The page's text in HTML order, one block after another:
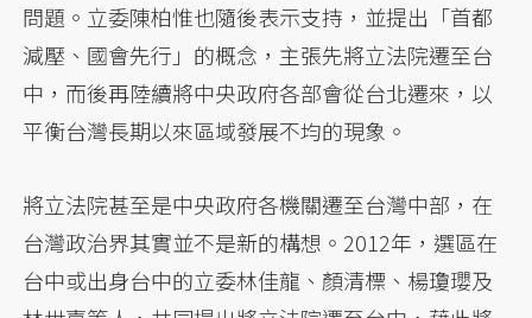
問題。立委陳柏惟也隨後表示支持，並提出「首都
減壓、國會先行」的概念，主張先將立法院遷至台
中，而後再陸續將中央政府各部會從台北遷來，以
平衡台灣長期以來區域發展不均的現象。
將立法院甚至是中央政府各機關遷至台灣中部，在
台灣政治界其實並不是新的構想。2012年，選區在
台中或出身台中的立委林佳龍、顏清標、楊瓊瓔及